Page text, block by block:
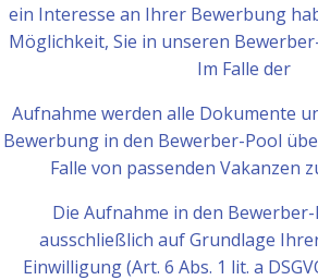
ein Interesse an Ihrer Bewerbung
Möglichkeit, Sie in unseren
Im Falle der
Aufnahme werden alle Dokumente
Bewerbung in den Bewerber-Pool
Falle von passenden Vakanzen
Die Aufnahme in den
ausschließlich auf Grundlage
Einwilligung (Art. 6 Abs. 1 lit. a